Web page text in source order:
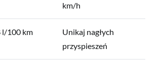
km/h
l/100 km
Unikaj nagłych
przyspieszeń